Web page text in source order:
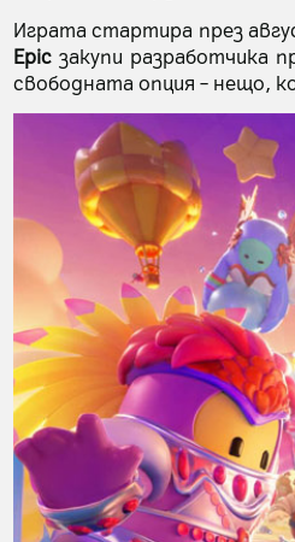
Играта стартира през
Epic закупи разработчика
свободната опция – нещо,